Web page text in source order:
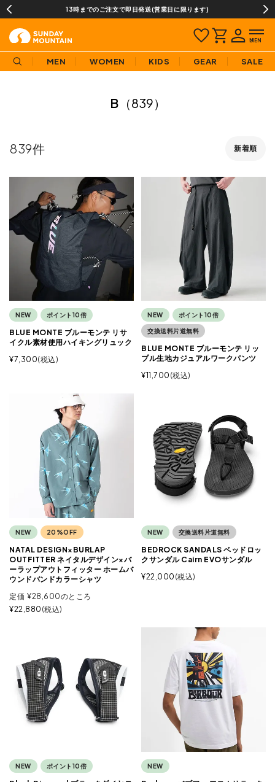
13時までのご注文で即日発送(営業日に限ります)
MEN WOMEN KIDS GEAR SALE
B （839）
新着順
839
NEW ポイント10倍
BLUE MONTE ブルーモンテ リサ
イクル素材使用ハイキングリュック
¥7,300 税込
NEW ポイント10倍
交換送料片道無料
BLUE MONTE ブルーモンテ リッ
プル生地カジュアルワークパンツ
¥11,700 税込
NEW 20%OFF
NATAL DESIGN×BURLAP
OUTFITTER ネイタルデザイン×バ
ーラップアウトフィッター ホームバ
ウンドバンドカラーシャツ
定価 ¥28,600のところ
¥22,880 税込
NEW 交換送料片道無料
BEDROCK SANDALS ベッドロッ
クサンダル Cairn EVOサンダル
¥22,000 税込
NEW ポイント10倍 NEW